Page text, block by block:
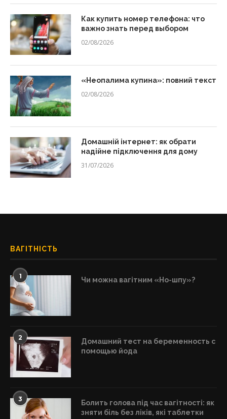
Как купить номер телефона: что
важно знать перед выбором
02/08/2026
«Неопалима купина»: повний текст
02/08/2026
Домашній інтернет: як обрати
надійне підключення для дому
31/07/2026
ВАГІТНІСТЬ
1 Чи можна вагітним «Но-шпу»?
2
Домашний тест на беременность с
помощью йода
3
Болить голова під час вагітності: як
зняти біль без ліків, які таблетки